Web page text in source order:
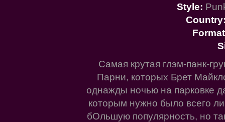
Style:
Самая крутая глэм-панк-
Парни, которых Брет
однажды ночью на парковке
которым нужно было всего
бОльшую популярность, но